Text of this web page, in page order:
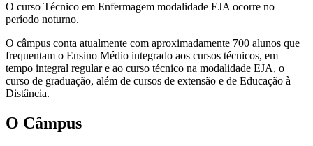
O curso Técnico em Enfermagem modalidade EJA ocorre no
período noturno.
O câmpus conta atualmente com aproximadamente 700 alunos que
frequentam o Ensino Médio integrado aos cursos técnicos, em
tempo integral regular e ao curso técnico na modalidade EJA, o
curso de graduação, além de cursos de extensão e de Educação à
Distância.
O Câmpus